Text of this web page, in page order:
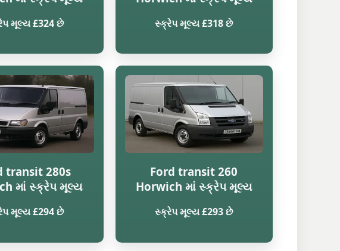
મૂલ્ય £324 છે સ્ક્રેપ મૂલ્ય £318 છે
transit 280s
માં સ્ક્રેપ મૂલ્ય
મૂલ્ય £294 છે
Ford transit 260
Horwich માં સ્ક્રેપ મૂલ્ય
સ્ક્રેપ મૂલ્ય £293 છે